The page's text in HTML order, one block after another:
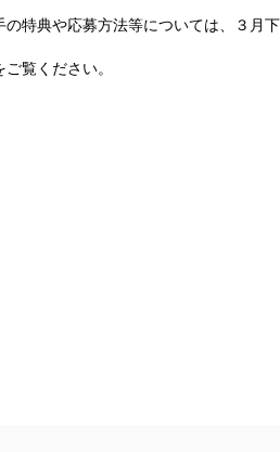
特典や応募方法等については、３月
ご覧ください。